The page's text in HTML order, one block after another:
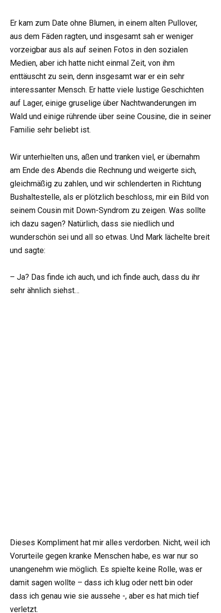
Er kam zum Date ohne Blumen, in einem alten Pullover,
aus dem Fäden ragten, und insgesamt sah er weniger
vorzeigbar aus als auf seinen Fotos in den sozialen
Medien, aber ich hatte nicht einmal Zeit, von ihm
enttäuscht zu sein, denn insgesamt war er ein sehr
interessanter Mensch. Er hatte viele lustige Geschichten
auf Lager, einige gruselige über Nachtwanderungen im
Wald und einige rührende über seine Cousine, die in seiner
Familie sehr beliebt ist.
Wir unterhielten uns, aßen und tranken viel, er übernahm
am Ende des Abends die Rechnung und weigerte sich,
gleichmäßig zu zahlen, und wir schlenderten in Richtung
Bushaltestelle, als er plötzlich beschloss, mir ein Bild von
seinem Cousin mit Down-Syndrom zu zeigen. Was sollte
ich dazu sagen? Natürlich, dass sie niedlich und
wunderschön sei und all so etwas. Und Mark lächelte breit
und sagte:
– Ja? Das finde ich auch, und ich finde auch, dass du ihr
sehr ähnlich siehst…
Dieses Kompliment hat mir alles verdorben. Nicht, weil ich
Vorurteile gegen kranke Menschen habe, es war nur so
unangenehm wie möglich. Es spielte keine Rolle, was er
damit sagen wollte – dass ich klug oder nett bin oder
dass ich genau wie sie aussehe -, aber es hat mich tief
verletzt.